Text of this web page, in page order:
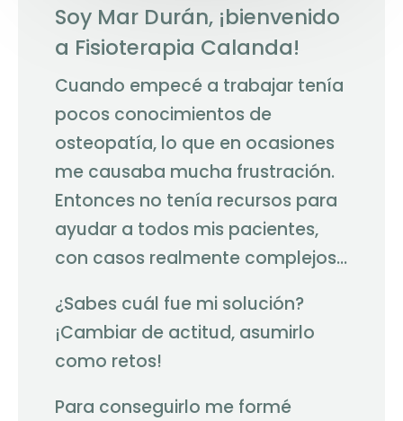
Soy Mar Durán, ¡bienvenido
a Fisioterapia Calanda!
Cuando empecé a trabajar tenía
pocos conocimientos de
osteopatía, lo que en ocasiones
me causaba mucha frustración.
Entonces no tenía recursos para
ayudar a todos mis pacientes,
con casos realmente complejos…
¿Sabes cuál fue mi solución?
¡Cambiar de actitud, asumirlo
como retos!
Para conseguirlo me formé